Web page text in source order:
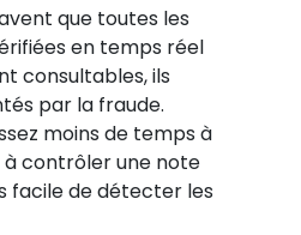
que toutes les
en temps réel
consultables, ils
par la fraude.
moins de temps à
contrôler une note
facile de détecter les